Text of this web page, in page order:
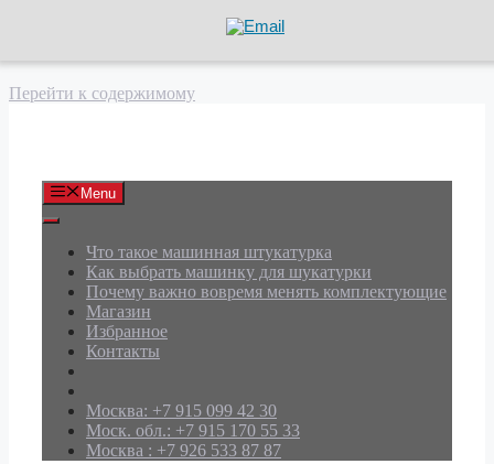
Перейти к содержимому
Menu
Что такое машинная штукатурка
Как выбрать машинку для шукатурки
Почему важно вовремя менять комплектующие
Магазин
Избранное
Контакты
Москва: +7 915 099 42 30
Моск. обл.: +7 915 170 55 33
Москва : +7 926 533 87 87